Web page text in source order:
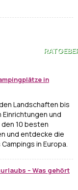
in
Landschaften bis
und
10 besten
und entdecke die
in Europa.
– Was gehört